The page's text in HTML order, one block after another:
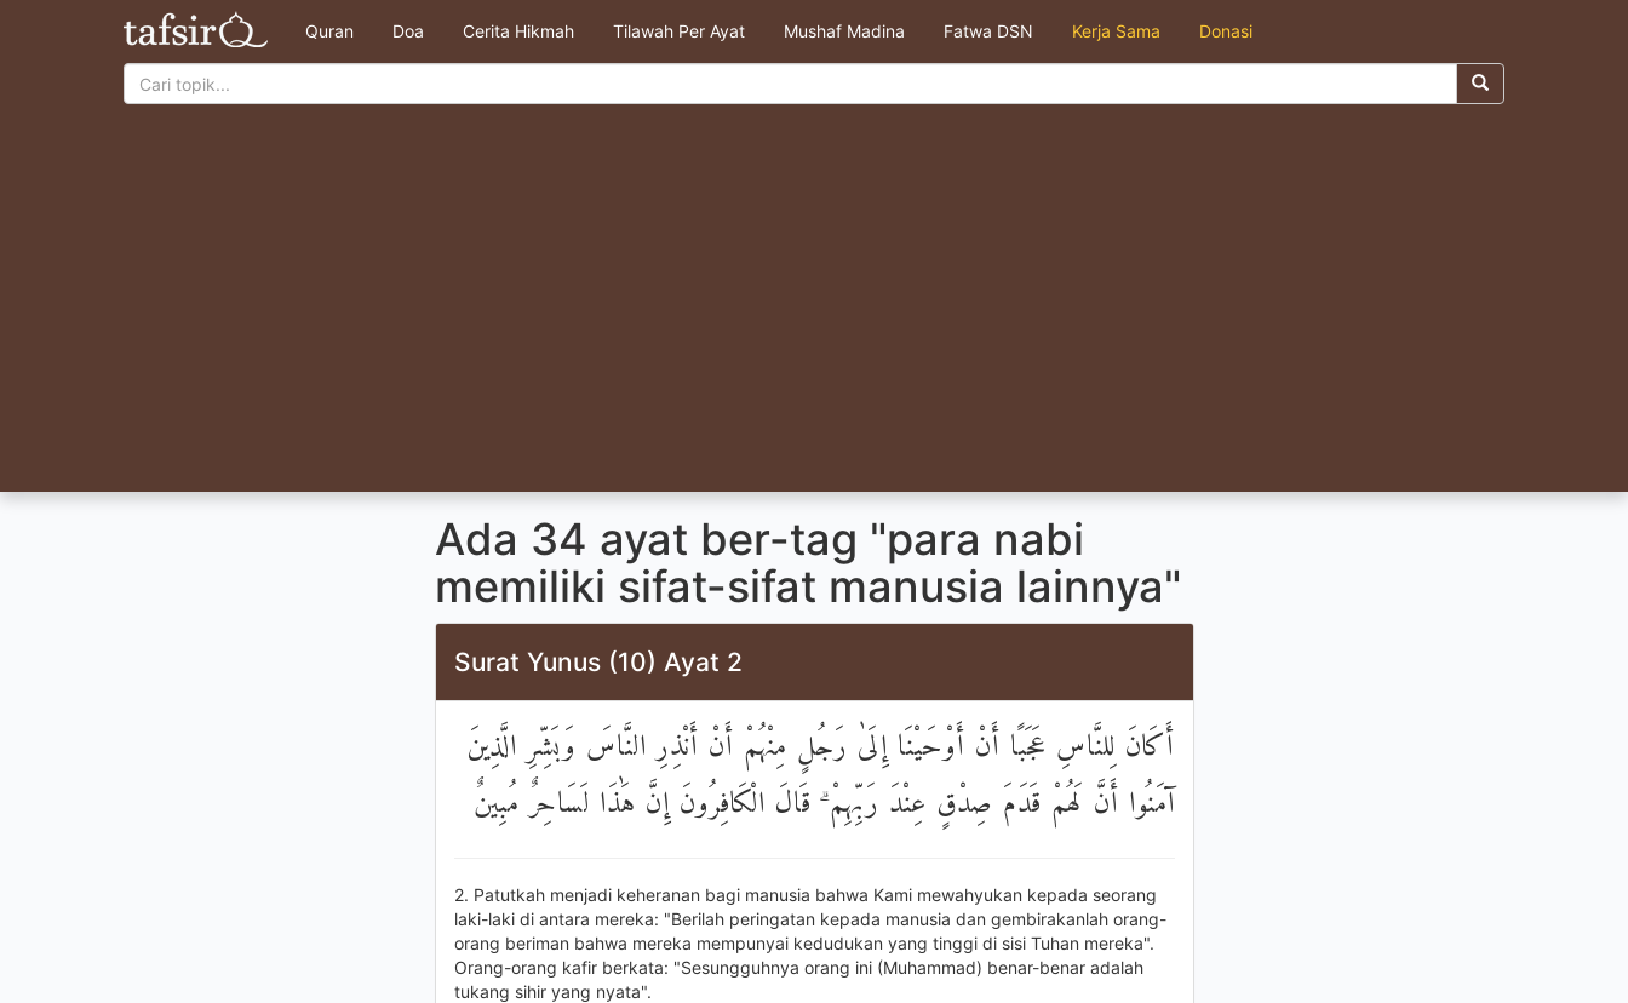
Quran Doa Cerita Hikmah Tilawah Per Ayat Mushaf Madina Fatwa DSN Kerja Sama Donasi
Ada 34 ayat ber-tag "para nabi
memiliki sifat-sifat manusia lainnya"
Surat Yunus (10) Ayat 2
أَكَانَ لِلنَّاسِ عَجَبًا أَنْ أَوْحَيْنَا إِلَىٰ رَجُلٍ مِنْهُمْ أَنْ أَنْذِرِ النَّاسَ وَبَشِّرِ الَّذِينَ
آمَنُوا أَنَّ لَهُمْ قَدَمَ صِدْقٍ عِنْدَ رَبِّهِمْ ۗ قَالَ الْكَافِرُونَ إِنَّ هَٰذَا لَسَاحِرٌ مُبِينٌ
2. Patutkah menjadi keheranan bagi manusia bahwa Kami mewahyukan kepada seorang
laki-laki di antara mereka: "Berilah peringatan kepada manusia dan gembirakanlah orang-
orang beriman bahwa mereka mempunyai kedudukan yang tinggi di sisi Tuhan mereka".
Orang-orang kafir berkata: "Sesungguhnya orang ini (Muhammad) benar-benar adalah
tukang sihir yang nyata".